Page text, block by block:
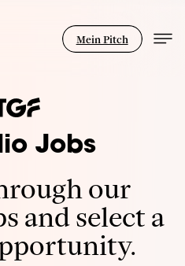
Mein Pitch
Jobs
our
and select a